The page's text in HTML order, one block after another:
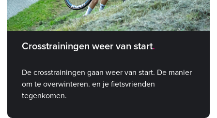
Crosstrainingen weer van start
De crosstrainingen gaan weer van start. De manier
om te overwinteren. en je fietsvrienden
tegenkomen.